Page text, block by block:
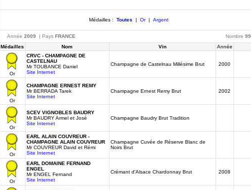
Médailles : Toutes | Or| Argent
Année 2009 | Pays FRANCE Nombre 99
Médailles
Nom Vin Année
Or
CRVC - CHAMPAGNE DE
CASTELNAU
Mr TOUBANCE Daniel
Site Internet
Champagne de Castelnau Millésime Brut 2000
Or
CHAMPAGNE ERNEST REMY
Mr BERRADA Tarek
Site Internet
Champagne Ernest Remy Brut 2002
Or
SCEV VIGNOBLES BAUDRY
Mr BAUDRY Armel et José
Site Internet
Champagne Baudry Brut Tradition
Or
EARL ALAIN COUVREUR -
CHAMPAGNE ALAIN COUVREUR
Mr COUVREUR David et Rémi
Site Internet
Champagne Cuvée de Réserve Blanc de
Noirs Brut
Or
EARL DOMAINE FERNAND
ENGEL
Mr ENGEL Fernand
Site Internet
Crémant d'Alsace Chardonnay Brut 2008